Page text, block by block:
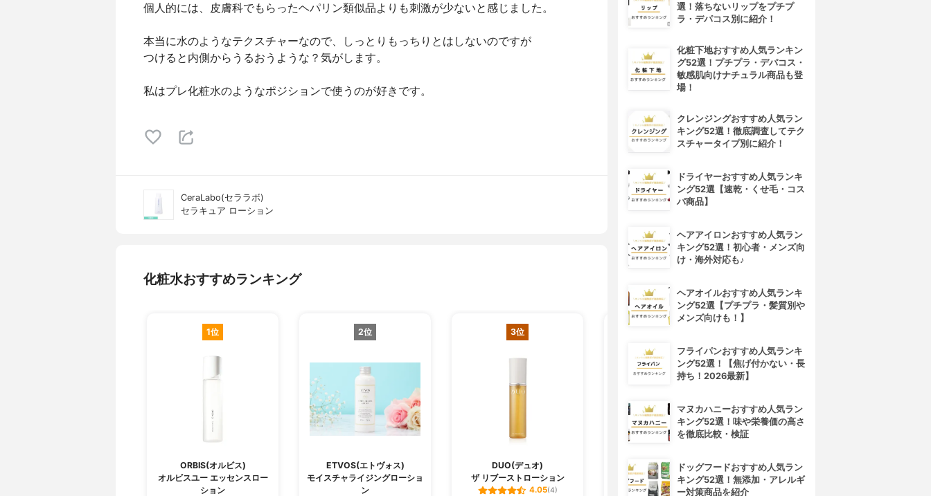
個人的には、皮膚科でもらったヘパリン類似品よりも刺激が少ないと感じました。
本当に水のようなテクスチャーなので、しっとりもっちりとはしないのですが
つけると内側からうるおうような？気がします。
私はプレ化粧水のようなポジションで使うのが好きです。
CeraLabo(セララボ)
セラキュア ローション
化粧水おすすめランキング
1位
ORBIS(オルビス)
オルビスユー エッセンスロー
ション
2位
ETVOS(エトヴォス)
モイスチャライジングローショ
ン
3位
DUO(デュオ)
ザ リブーストローション
4.05(4)
d program(d プログラム)
バイタライジング＆クリア ロ
ーション EX
ALBION(アルビオン)
フローラドリップ
選！落ちないリップをプチプ
ラ・デパコス別に紹介！
化粧下地おすすめ人気ランキン
グ52選！プチプラ・デパコス・
敏感肌向けナチュラル商品も登
場！
クレンジングおすすめ人気ラン
キング52選！徹底調査してテク
スチャータイプ別に紹介！
ドライヤーおすすめ人気ランキ
ング52選【速乾・くせ毛・コス
パ商品】
ヘアアイロンおすすめ人気ラン
キング52選！初心者・メンズ向
け・海外対応も♪
ヘアオイルおすすめ人気ランキ
ング52選【プチプラ・髪質別や
メンズ向けも！】
フライパンおすすめ人気ランキ
ング52選！【焦げ付かない・長
持ち！2026最新】
マヌカハニーおすすめ人気ラン
キング52選！味や栄養価の高さ
を徹底比較・検証
ドッグフードおすすめ人気ラン
キング52選！無添加・アレルギ
ー対策商品を紹介